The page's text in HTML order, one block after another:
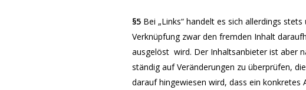
§5 Bei „Links“ handelt es sich allerdings
Verknüpfung zwar den fremden Inhalt
ausgelöst wird. Der Inhaltsanbieter ist aber
ständig auf Veränderungen zu überprüfen,
darauf hingewiesen wird, dass ein konkretes